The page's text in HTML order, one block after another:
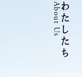
About Usわ
た
し
た
ち